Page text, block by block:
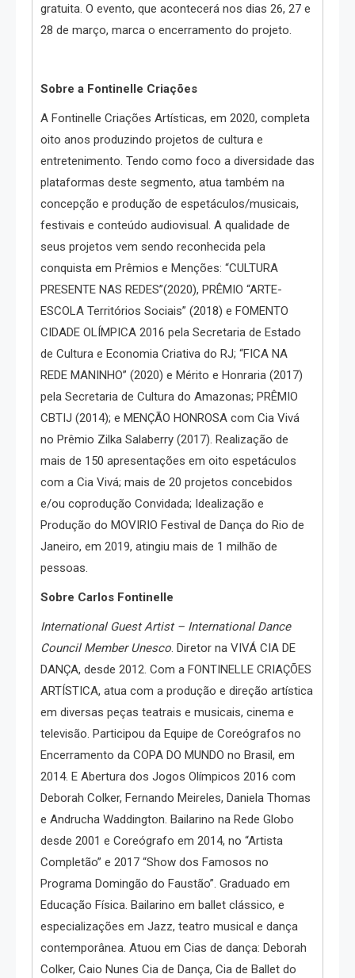
gratuita. O evento, que acontecerá nos dias 26, 27 e
28 de março, marca o encerramento do projeto.
Sobre a Fontinelle Criações
A Fontinelle Criações Artísticas, em 2020, completa
oito anos produzindo projetos de cultura e
entretenimento. Tendo como foco a diversidade das
plataformas deste segmento, atua também na
concepção e produção de espetáculos/musicais,
festivais e conteúdo audiovisual. A qualidade de
seus projetos vem sendo reconhecida pela
conquista em Prêmios e Menções: “CULTURA
PRESENTE NAS REDES”(2020), PRÊMIO “ARTE-
ESCOLA Territórios Sociais” (2018) e FOMENTO
CIDADE OLÍMPICA 2016 pela Secretaria de Estado
de Cultura e Economia Criativa do RJ; “FICA NA
REDE MANINHO” (2020) e Mérito e Honraria (2017)
pela Secretaria de Cultura do Amazonas; PRÊMIO
CBTIJ (2014); e MENÇÃO HONROSA com Cia Vivá
no Prêmio Zilka Salaberry (2017). Realização de
mais de 150 apresentações em oito espetáculos
com a Cia Vivá; mais de 20 projetos concebidos
e/ou coprodução Convidada; Idealização e
Produção do MOVIRIO Festival de Dança do Rio de
Janeiro, em 2019, atingiu mais de 1 milhão de
pessoas.
Sobre Carlos Fontinelle
International Guest Artist – International Dance
Council Member Unesco. Diretor na VIVÁ CIA DE
DANÇA, desde 2012. Com a FONTINELLE CRIAÇÕES
ARTÍSTICA, atua com a produção e direção artística
em diversas peças teatrais e musicais, cinema e
televisão. Participou da Equipe de Coreógrafos no
Encerramento da COPA DO MUNDO no Brasil, em
2014. E Abertura dos Jogos Olímpicos 2016 com
Deborah Colker, Fernando Meireles, Daniela Thomas
e Andrucha Waddington. Bailarino na Rede Globo
desde 2001 e Coreógrafo em 2014, no “Artista
Completão” e 2017 “Show dos Famosos no
Programa Domingão do Faustão”. Graduado em
Educação Física. Bailarino em ballet clássico, e
especializações em Jazz, teatro musical e dança
contemporânea. Atuou em Cias de dança: Deborah
Colker, Caio Nunes Cia de Dança, Cia de Ballet do